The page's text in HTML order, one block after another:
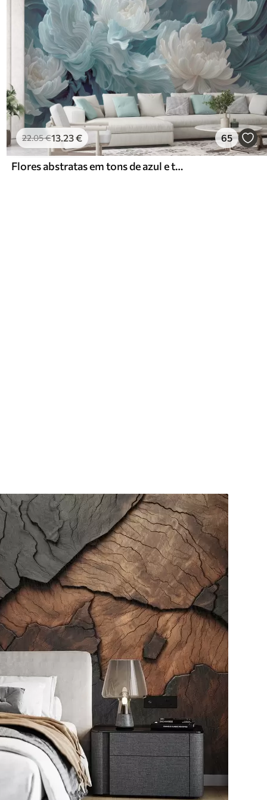
22.05€13.23€ 65
Flores abstratas em tons de azul e turquesa